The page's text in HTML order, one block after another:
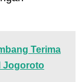
Terima
Jogoroto